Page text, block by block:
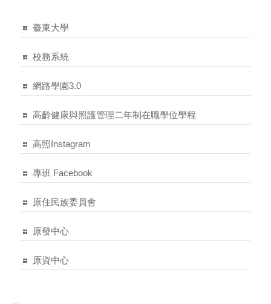
臺東大學
校務系統
網路學園3.0
高齡健康與照護管理二年制在職學位學程
高照Instagram
專班 Facebook
原住民族委員會
原發中心
原資中心